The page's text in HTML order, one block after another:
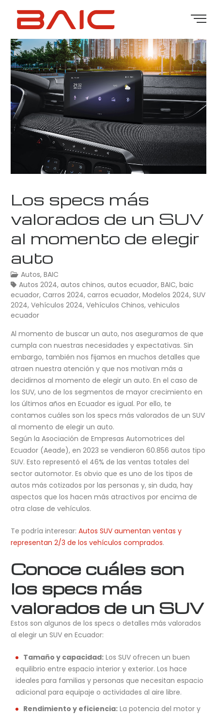
Los specs más
valorados de un SUV
al momento de elegir
auto
Autos,BAIC
Autos 2024,autos chinos,autos ecuador,BAIC,baic
ecuador,Carros 2024,carros ecuador,Modelos 2024,SUV
2024,Vehículos 2024,Vehículos Chinos,vehiculos
ecuador
Al momento de buscar un auto, nos aseguramos de que
cumpla con nuestras necesidades y expectativas. Sin
embargo, también nos fijamos en muchos detalles que
atraen nuestra atención y que nos motivan más a
decidirnos al momento de elegir un auto. En el caso de
los SUV, uno de los segmentos de mayor crecimiento en
los últimos años en Ecuador es igual. Por ello, te
contamos cuáles son los specs más valorados de un SUV
al momento de elegir un auto.
Según la Asociación de Empresas Automotrices del
Ecuador (Aeade), en 2023 se vendieron 60.856 autos tipo
SUV. Esto representó el 46% de las ventas totales del
sector automotor. Es obvio que es uno de los tipos de
autos más cotizados por las personas y, sin duda, hay
aspectos que los hacen más atractivos por encima de
otra clase de vehículos.
Te podría interesar:Autos SUV aumentan ventas y
representan 2/3 de los vehículos comprados.
Conoce cuáles son
los specs más
valorados de un SUV
Estos son algunos de los specs o detalles más valorados
al elegir un SUV en Ecuador:
Tamaño y capacidad: Los SUV ofrecen un buen
equilibrio entre espacio interior y exterior. Los hace
ideales para familias y personas que necesitan espacio
adicional para equipaje o actividades al aire libre.
Rendimiento y eficiencia: La potencia del motor y